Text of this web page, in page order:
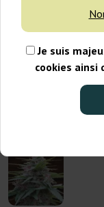
Je suis
cookies